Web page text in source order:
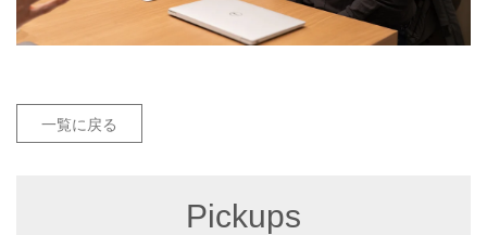
一覧に戻る
Pickups